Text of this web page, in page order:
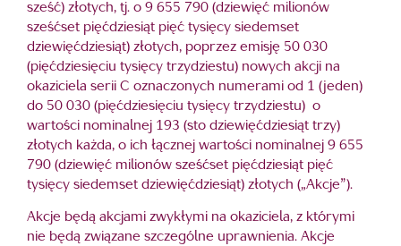
sześć) złotych, tj. o 9 655 790 (dziewięć milionów
sześćset pięćdziesiąt pięć tysięcy siedemset
dziewięćdziesiąt) złotych, poprzez emisję 50 030
(pięćdziesięciu tysięcy trzydziestu) nowych akcji na
okaziciela serii C oznaczonych numerami od 1 (jeden)
do 50 030 (pięćdziesięciu tysięcy trzydziestu) o
wartości nominalnej 193 (sto dziewięćdziesiąt trzy)
złotych każda, o ich łącznej wartości nominalnej 9 655
790 (dziewięć milionów sześćset pięćdziesiąt pięć
tysięcy siedemset dziewięćdziesiąt) złotych („Akcje”).
Akcje będą akcjami zwykłymi na okaziciela, z którymi
nie będą związane szczególne uprawnienia. Akcje